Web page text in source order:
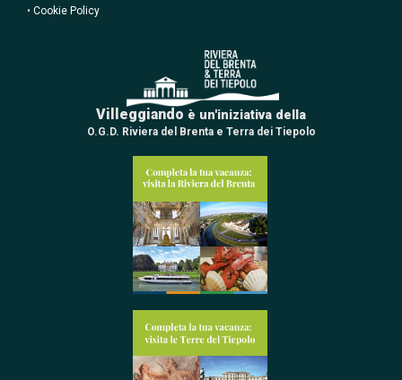
• Cookie Policy
Villeggiando è un'iniziativa della
O.G.D. Riviera del Brenta e Terra dei Tiepolo